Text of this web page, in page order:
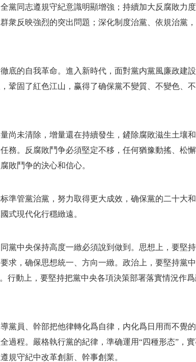
黨同志遵規守紀意識明顯增強；持續加大反腐敗力
衆反映強烈的突出問題；深化制度治黨、依規治黨
底的自我革命。進入新時代，面對黨内黨風廉政建
鞏固了紅色江山，赢得了确保黨不變質、不變色、
尚未清除，增量還在持續發生，鏟除腐敗滋生土壤
務。反腐敗鬥争必須堅定不移，任何猶豫動搖、松
敗鬥争的決心和信心。
準管黨治黨，努力取得更大成效，确保黨的二十大
式現代化行穩緻遠。
黨中央保持高度一緻必須說到做到。思想上，要堅
求，确保思想統一、方向一緻。政治上，要堅持黨
行動上，要堅持把黨中央各項決策部署落實情況作
黨員、幹部把他律轉化爲自律，内化爲日用而不覺
過程。嚴格執行黨的紀律，準确運用“四種形态”，
規守紀中改革創新、幹事創業。